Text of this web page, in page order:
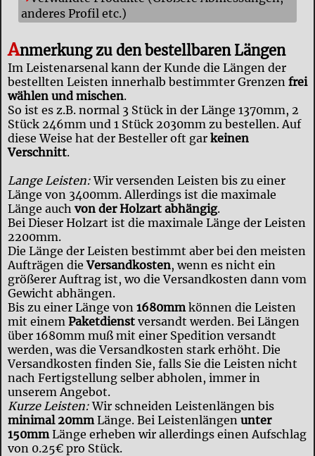
anderes Profil etc.)
Anmerkung zu den bestellbaren Längen
Im Leistenarsenal kann der Kunde die Längen der
bestellten Leisten innerhalb bestimmter Grenzenfrei
wählen und mischen.
So ist es z.B. normal 3 Stück in der Länge 1370mm, 2
Stück 246mm und 1 Stück 2030mm zu bestellen. Auf
diese Weise hat der Besteller oft garkeinen
Verschnitt.
Lange Leisten:Wir versenden Leisten bis zu einer
Länge von 3400mm. Allerdings ist die maximale
Länge auchvon der Holzart abhängig.
Bei Dieser Holzart ist die maximale Länge der Leisten
2200mm.
Die Länge der Leisten bestimmt aber bei den meisten
Aufträgen dieVersandkosten, wenn es nicht ein
größerer Auftrag ist, wo die Versandkosten dann vom
Gewicht abhängen.
Bis zu einer Länge von1680mm können die Leisten
mit einemPaketdienst versandt werden. Bei Längen
über 1680mm muß mit einer Spedition versandt
werden, was die Versandkosten stark erhöht. Die
Versandkosten finden Sie, falls Sie die Leisten nicht
nach Fertigstellung selber abholen, immer in
unserem Angebot.
Kurze Leisten:Wir schneiden Leistenlängen bis
minimal 20mm Länge. Bei Leistenlängenunter
150mm Länge erheben wir allerdings einen Aufschlag
von 0.25€ pro Stück.